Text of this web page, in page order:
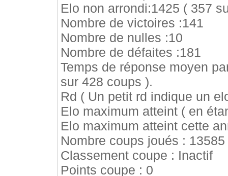
Elo non arrondi:1425 ( 357
Nombre de victoires :141
Nombre de nulles :10
Nombre de défaites :181
Temps de réponse moyen
sur 428 coups ).
Rd ( Un petit rd indique un
Elo maximum atteint ( en
Elo maximum atteint cette
Nombre coups joués : 13585
Classement coupe : Inactif
Points coupe : 0